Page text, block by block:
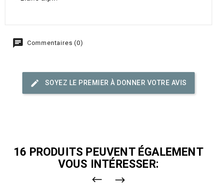
Commentaires (0)
SOYEZ LE PREMIER À DONNER VOTRE AVIS
16 PRODUITS PEUVENT ÉGALEMENT
VOUS INTÉRESSER: